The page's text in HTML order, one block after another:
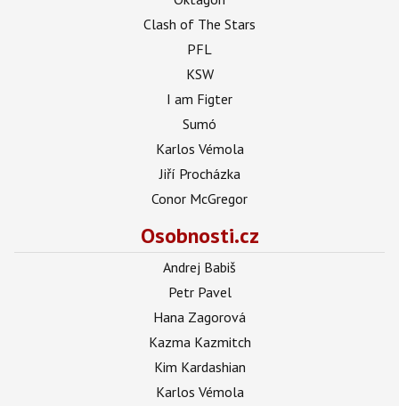
Clash of The Stars
PFL
KSW
I am Figter
Sumó
Karlos Vémola
Jiří Procházka
Conor McGregor
Osobnosti.cz
Andrej Babiš
Petr Pavel
Hana Zagorová
Kazma Kazmitch
Kim Kardashian
Karlos Vémola